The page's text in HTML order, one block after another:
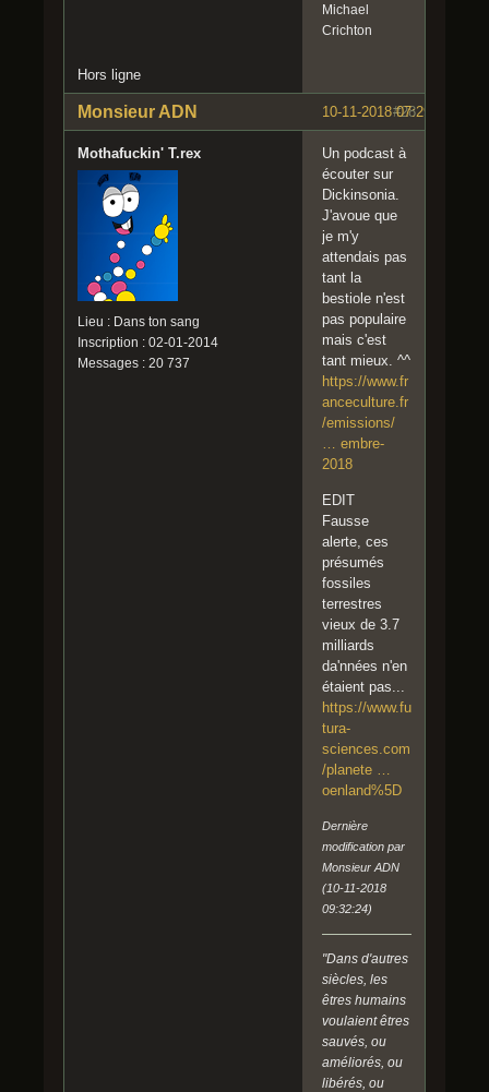
Michael
Crichton
Hors ligne
#28
10-11-2018 07:29:45
Monsieur ADN
Mothafuckin' T.rex
Lieu : Dans ton sang
Inscription : 02-01-2014
Messages : 20 737
Un podcast à
écouter sur
Dickinsonia.
J'avoue que
je m'y
attendais pas
tant la
bestiole n'est
pas populaire
mais c'est
tant mieux. ^^
https://www.fr
anceculture.fr
/emissions/
… embre-
2018
EDIT
Fausse
alerte, ces
présumés
fossiles
terrestres
vieux de 3.7
milliards
da'nnées n'en
étaient pas...
https://www.fu
tura-
sciences.com
/planete …
oenland%5D
Dernière
modification par
Monsieur ADN
(10-11-2018
09:32:24)
"Dans d'autres
siècles, les
êtres humains
voulaient êtres
sauvés, ou
améliorés, ou
libérés, ou